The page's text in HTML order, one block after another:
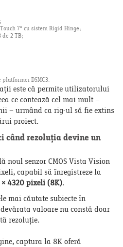
7" cu sistem Rigid Hinge;
de 2 TB;
DSMC3.
este că permite utilizatorului
ce contează cel mai mult –
– urmând ca rig-ul să fie extins
proiect.
când rezoluția devine un
noul senzor CMOS Vista Vision
capabil să înregistreze la
× 4320 pixeli (8K).
mai căutate subiecte în
valoare nu constă doar
rezoluție.
captura la 8K oferă